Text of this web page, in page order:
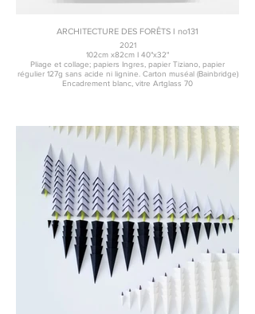
ARCHITECTURE DES FORÊTS I no131
2021
102cm x82cm I 40"x32"
Pliage et collage; papiers Ingres, papier Tiziano, papier
régulier 127g sans acide ni lignine. Carton muséal (Bainbridge)
Encadrement blanc, vitre Artglass 70